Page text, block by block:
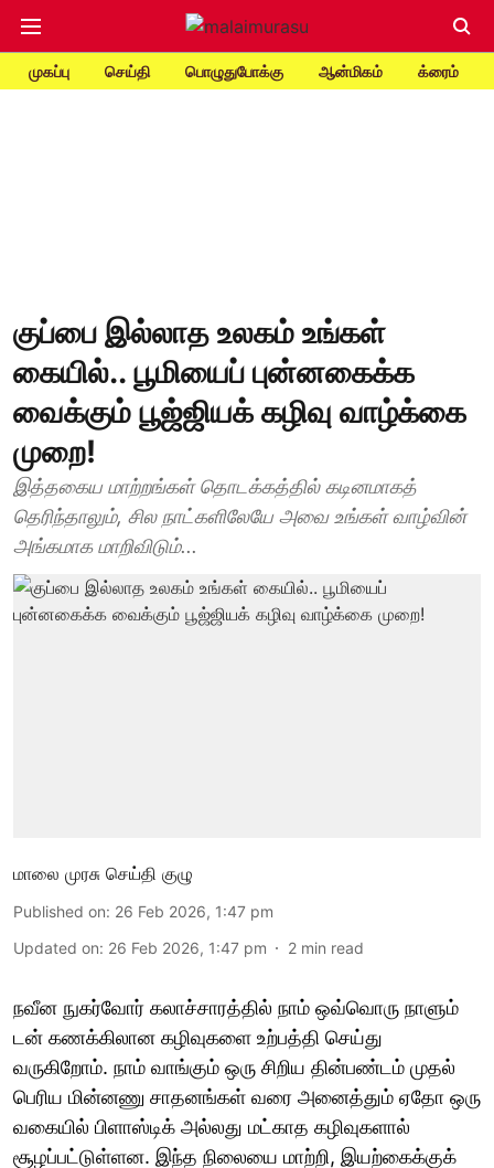
முகப்பு செய்தி பொழுதுபோக்கு ஆன்மிகம் க்ரைம்
குப்பை இல்லாத உலகம் உங்கள்
கையில்.. பூமியைப் புன்னகைக்க
வைக்கும் பூஜ்ஜியக் கழிவு வாழ்க்கை
முறை!
இத்தகைய மாற்றங்கள் தொடக்கத்தில் கடினமாகத்
தெரிந்தாலும், சில நாட்களிலேயே அவை உங்கள் வாழ்வின்
அங்கமாக மாறிவிடும்...
மாலை முரசு செய்தி குழு
Published on: 26 Feb 2026, 1:47 pm
Updated on: 26 Feb 2026, 1:47 pm 2 min read
நவீன நுகர்வோர் கலாச்சாரத்தில் நாம் ஒவ்வொரு நாளும்
டன் கணக்கிலான கழிவுகளை உற்பத்தி செய்து
வருகிறோம். நாம் வாங்கும் ஒரு சிறிய தின்பண்டம் முதல்
பெரிய மின்னணு சாதனங்கள் வரை அனைத்தும் ஏதோ ஒரு
வகையில் பிளாஸ்டிக் அல்லது மட்காத கழிவுகளால்
சூழப்பட்டுள்ளன. இந்த நிலையை மாற்றி, இயற்கைக்குக்